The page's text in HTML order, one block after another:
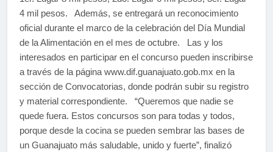
4 mil pesos. Además, se entregará un reconocimiento
oficial durante el marco de la celebración del Día Mundial
de la Alimentación en el mes de octubre. Las y los
interesados en participar en el concurso pueden inscribirse
a través de la página www.dif.guanajuato.gob.mx en la
sección de Convocatorias, donde podrán subir su registro
y material correspondiente. “Queremos que nadie se
quede fuera. Estos concursos son para todas y todos,
porque desde la cocina se pueden sembrar las bases de
un Guanajuato más saludable, unido y fuerte”, finalizó